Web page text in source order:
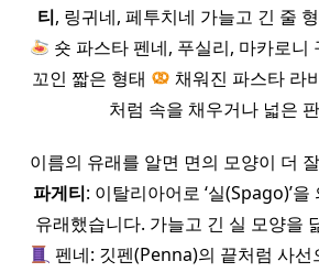
티, 링귀네, 페투치네 가늘고 긴 줄
숏 파스타 펜네, 푸실리, 마카로니
꼬인 짧은 형태
채워진 파스타 라
처럼 속을 채우거나 넓은
이름의 유래를 알면 면의 모양이 더
파게티: 이탈리아어로 ‘실(Spago)’
유래했습니다. 가늘고 긴 실 모양을
펜네: 깃펜(Penna)의 끝처럼 사선